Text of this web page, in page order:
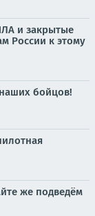
и закрытые
России к этому
бойцов!
же подведём